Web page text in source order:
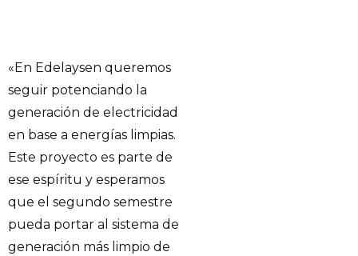
«En Edelaysen queremos
seguir potenciando la
generación de electricidad
en base a energías limpias.
Este proyecto es parte de
ese espíritu y esperamos
que el segundo semestre
pueda portar al sistema de
generación más limpio de